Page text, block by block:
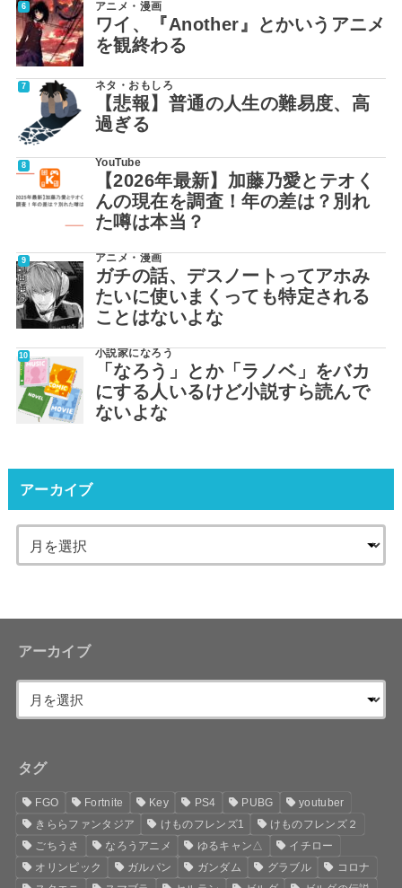
アニメ・漫画
ワイ、『Another』とかいうアニメ
を観終わる
ネタ・おもしろ
【悲報】普通の人生の難易度、高
過ぎる
YouTube
【2026年最新】加藤乃愛とテオく
んの現在を調査！年の差は？別れ
た噂は本当？
アニメ・漫画
ガチの話、デスノートってアホみ
たいに使いまくっても特定される
ことはないよな
小説家になろう
「なろう」とか「ラノベ」をバカ
にする人いるけど小説すら読んで
ないよな
アーカイブ
アーカイブ
タグ
FGO Fortnite Key PS4 PUBG
youtuber
きららファンタジア
けものフレンズ1
けものフレンズ２
ごちうさ
なろうアニメ ゆるキャン△
イチロー
オリンピック
ガルパン ガンダム グラブル
コロナ